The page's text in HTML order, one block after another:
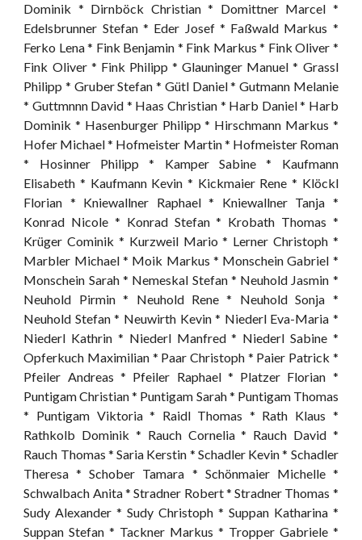
Dominik * Dirnböck Christian * Domittner Marcel *
Edelsbrunner Stefan * Eder Josef * Faßwald Markus *
Ferko Lena * Fink Benjamin * Fink Markus * Fink Oliver *
Fink Oliver * Fink Philipp * Glauninger Manuel * Grassl
Philipp * Gruber Stefan * Gütl Daniel * Gutmann Melanie
* Guttmnnn David * Haas Christian * Harb Daniel * Harb
Dominik * Hasenburger Philipp * Hirschmann Markus *
Hofer Michael * Hofmeister Martin * Hofmeister Roman
* Hosinner Philipp * Kamper Sabine * Kaufmann
Elisabeth * Kaufmann Kevin * Kickmaier Rene * Klöckl
Florian * Kniewallner Raphael * Kniewallner Tanja *
Konrad Nicole * Konrad Stefan * Krobath Thomas *
Krüger Cominik * Kurzweil Mario * Lerner Christoph *
Marbler Michael * Moik Markus * Monschein Gabriel *
Monschein Sarah * Nemeskal Stefan * Neuhold Jasmin *
Neuhold Pirmin * Neuhold Rene * Neuhold Sonja *
Neuhold Stefan * Neuwirth Kevin * Niederl Eva-Maria *
Niederl Kathrin * Niederl Manfred * Niederl Sabine *
Opferkuch Maximilian * Paar Christoph * Paier Patrick *
Pfeiler Andreas * Pfeiler Raphael * Platzer Florian *
Puntigam Christian * Puntigam Sarah * Puntigam Thomas
* Puntigam Viktoria * Raidl Thomas * Rath Klaus *
Rathkolb Dominik * Rauch Cornelia * Rauch David *
Rauch Thomas * Saria Kerstin * Schadler Kevin * Schadler
Theresa * Schober Tamara * Schönmaier Michelle *
Schwalbach Anita * Stradner Robert * Stradner Thomas *
Sudy Alexander * Sudy Christoph * Suppan Katharina *
Suppan Stefan * Tackner Markus * Tropper Gabriele *